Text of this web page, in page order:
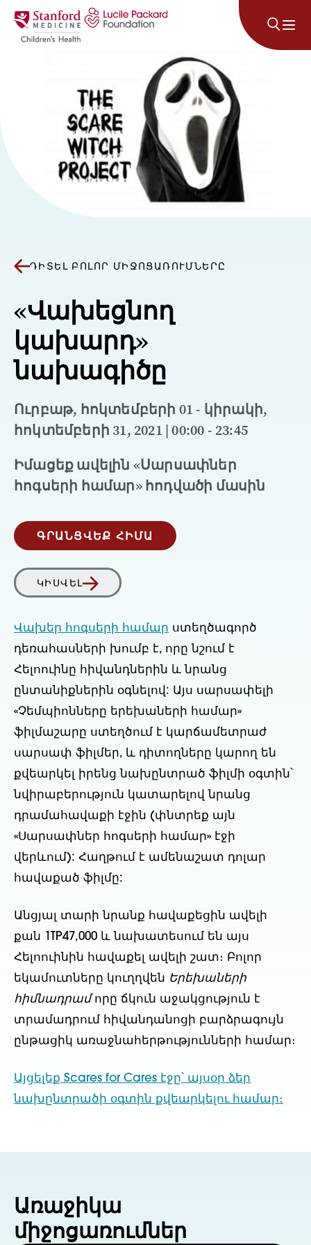
Անցնել բովանդակությանը
ԴԻՏԵԼ ԲՈԼՈՐ ՄԻՋՈՑԱՌՈՒՄՆԵՐԸ
«Վախեցնող
կախարդ»
նախագիծը
Ուրբաթ, հոկտեմբերի 01 - կիրակի,
հոկտեմբերի 31, 2021 | 00:00 - 23:45
Իմացեք ավելին «Սարսափներ
հոգսերի համար» հոդվածի մասին
ԳՐԱՆՑՎԵՔ ՀԻՄԱ
ԿԻՍՎԵԼ
Վախեր հոգսերի համար ստեղծագործ
դեռահասների խումբ է, որը նշում է
Հելոուինը հիվանդներին և նրանց
ընտանիքներին օգնելով: Այս սարսափելի
«Չեմպիոնները երեխաների համար»
ֆիլմաշարը ստեղծում է կարճամետրաժ
սարսափ ֆիլմեր, և դիտողները կարող են
քվեարկել իրենց նախընտրած ֆիլմի օգտին՝
նվիրաբերություն կատարելով նրանց
դրամահավաքի էջին (փնտրեք այն
«Սարսափներ հոգսերի համար» էջի
վերևում): Հաղթում է ամենաշատ դոլար
հավաքած ֆիլմը:
Անցյալ տարի նրանք հավաքեցին ավելի
քան 1TP47,000 և նախատեսում են այս
Հելոուինին հավաքել ավելի շատ։ Բոլոր
եկամուտները կուղղվեն Երեխաների
հիմնադրամորը ճկուն աջակցություն է
տրամադրում հիվանդանոցի բարձրագույն
ընթացիկ առաջնահերթությունների համար։
Այցելեք Scares for Cares էջը՝ այսօր ձեր
նախընտրածի օգտին քվեարկելու համար։
Առաջիկա
միջոցառումներ